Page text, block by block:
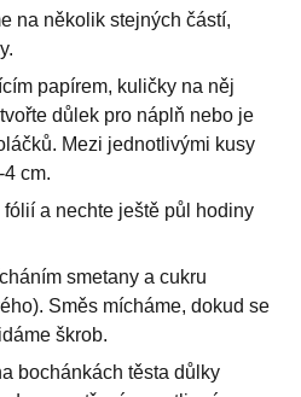
na několik stejných částí,
papírem, kuličky na něj
důlek pro náplň nebo je
Mezi jednotlivými kusy
cm.
a nechte ještě půl hodiny
smetany a cukru
Směs mícháme, dokud se
škrob.
bochánkách těsta důlky